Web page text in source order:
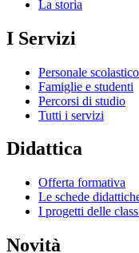
La storia
I Servizi
Personale scolastico
Famiglie e studenti
Percorsi di studio
Tutti i servizi
Didattica
Offerta formativa
Le schede
I progetti delle
Novità